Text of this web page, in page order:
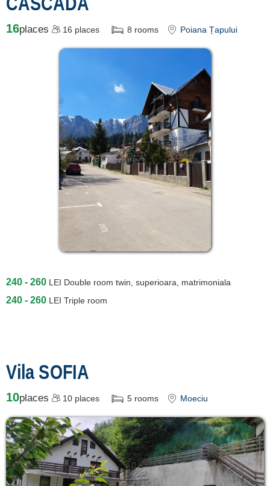
16places 16 places 8 rooms Poiana Țapului
240 - 260 LEI Double room twin, superioara, matrimoniala
240 - 260 LEI Triple room
Vila SOFIA
10places 10 places 5 rooms Moeciu